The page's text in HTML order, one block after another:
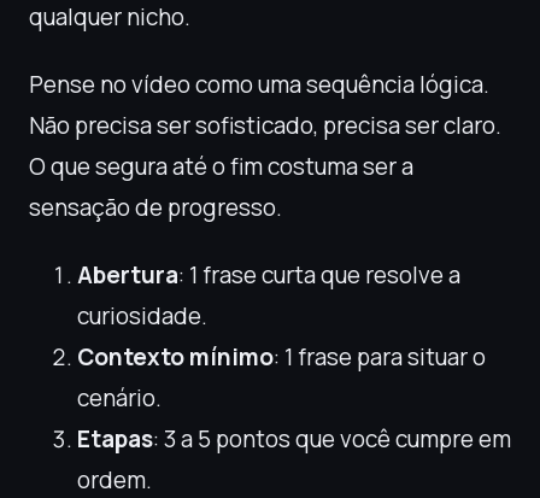
qualquer nicho.
Pense no vídeo como uma sequência lógica.
Não precisa ser sofisticado, precisa ser claro.
O que segura até o fim costuma ser a
sensação de progresso.
Abertura: 1 frase curta que resolve a
curiosidade.
Contexto mínimo: 1 frase para situar o
cenário.
Etapas: 3 a 5 pontos que você cumpre em
ordem.